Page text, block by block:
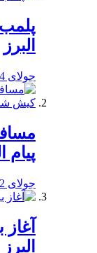
البرز
جولای 14, 2020
جولای 2, 2020
البرز